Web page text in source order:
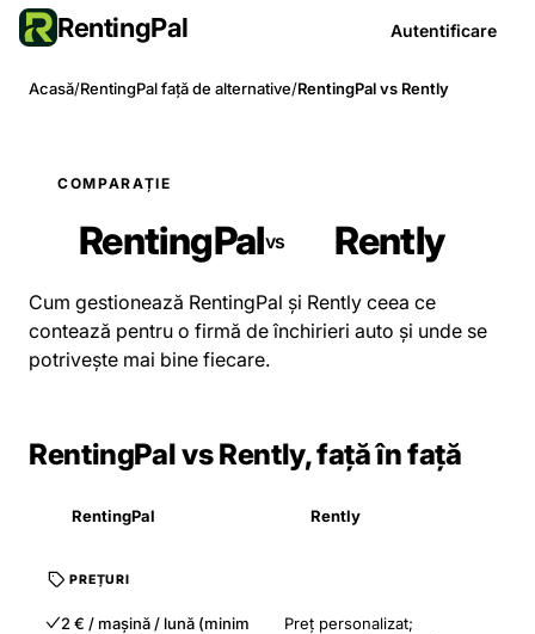
RentingPal Autentificare
Acasă/RentingPal față de alternative/RentingPal vs Rently
COMPARAȚIE
RentingPalvs Rently
Cum gestionează RentingPal și Rently ceea ce
contează pentru o firmă de închirieri auto și unde se
potrivește mai bine fiecare.
RentingPal vs Rently, față în față
RentingPal Rently
PREȚURI
2 € / mașină / lună (minim
Preț personalizat;